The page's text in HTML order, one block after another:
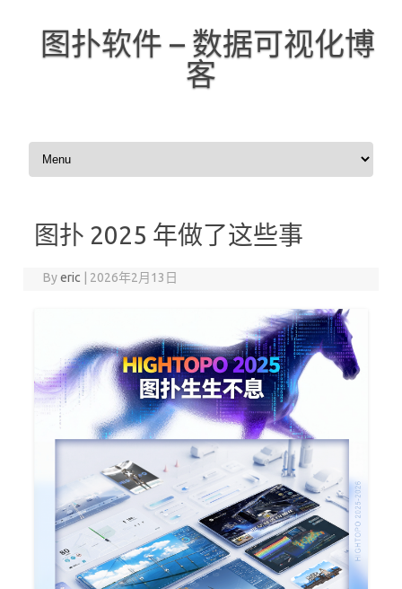
图扑软件 – 数据可视化博
客
Skip to content
图扑 2025 年做了这些事
Byeric 2026年2月13日